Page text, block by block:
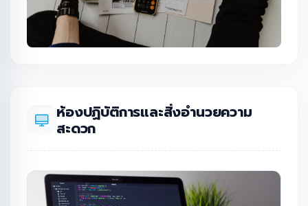
ห้องปฏิบัติการและสิ่งอำนวยความ
สะดวก